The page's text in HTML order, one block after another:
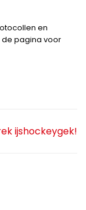
en
de pagina voor
ijshockeygek!